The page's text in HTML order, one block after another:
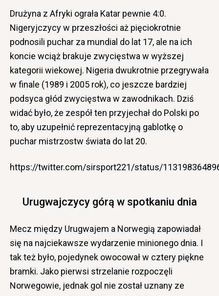
Drużyna z Afryki ograła Katar pewnie 4:0.
Nigeryjczycy w przeszłości aż pięciokrotnie
podnosili puchar za mundial do lat 17, ale na ich
koncie wciąż brakuje zwycięstwa w wyższej
kategorii wiekowej. Nigeria dwukrotnie przegrywała
w finale (1989 i 2005 rok), co jeszcze bardziej
podsyca głód zwycięstwa w zawodnikach. Dziś
widać było, że zespół ten przyjechał do Polski po
to, aby uzupełnić reprezentacyjną gablotkę o
puchar mistrzostw świata do lat 20.
https://twitter.com/sirsport221/status/
Urugwajczycy górą w spotkaniu dnia
Mecz między Urugwajem a Norwegią zapowiadał
się na najciekawsze wydarzenie minionego dnia. I
tak też było, pojedynek owocował w cztery piękne
bramki. Jako pierwsi strzelanie rozpoczęli
Norwegowie, jednak gol nie został uznany ze